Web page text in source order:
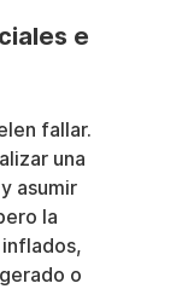
e
fallar.
una
asumir
la
o